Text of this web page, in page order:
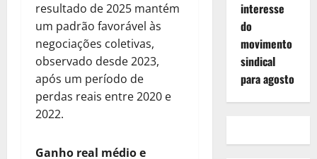
resultado de 2025 mantém
um padrão favorável às
negociações coletivas,
observado desde 2023,
após um período de
perdas reais entre 2020 e
2022.
Ganho real médio e
interesse
do
movimento
sindical
para agosto